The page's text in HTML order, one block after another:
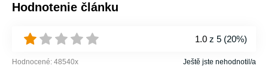
Hodnotenie článku
1.0 z 5 (20%)
Hodnocené: 48540x Ještě jste nehodnotil/a